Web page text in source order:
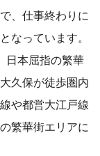
、仕事終わりに
なっています。
日本屈指の繁華
久保が徒歩圏内
や都営大江戸線
繁華街エリアに